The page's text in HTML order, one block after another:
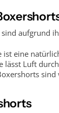
aufgrund
ist eine
lässt Luft